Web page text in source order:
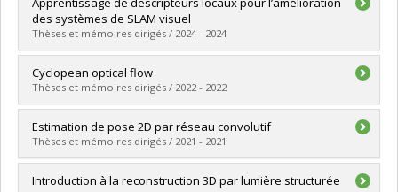
Cycle :Doctoral
Grade :Ph. D.
Lien vers le document dans Papyrus
des systèmes de SLAM visuel
Thèses et mémoires dirigés / 2024 - 2024
Graduate :Luttun, Johan
Cycle : Master's
Grade :M. Sc.
Lien vers le document dans Papyrus
Cyclopean optical flow
Thèses et mémoires dirigés / 2022 - 2022
Graduate :Robles Hernández, Maria Fernanda
Cycle : Master's
Grade :M. Sc.
Lien vers le document dans Papyrus
Estimation de pose 2D par réseau convolutif
Thèses et mémoires dirigés / 2021 - 2021
Graduate : Huppé, Samuel
Introduction à la reconstruction 3D par lumière structurée